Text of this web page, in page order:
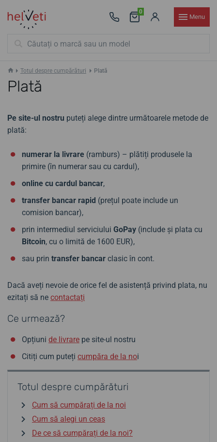
0
Menu
Totul despre cumpărături Plată
Plată
Pe site-ul nostru puteți alege dintre următoarele metode de
plată:
numerar la livrare (ramburs) – plătiți produsele la
primire (în numerar sau cu cardul),
online cu cardul bancar,
transfer bancar rapid (prețul poate include un
comision bancar),
prin intermediul serviciului GoPay (include și plata cu
Bitcoin, cu o limită de 1600 EUR),
sau prin transfer bancar clasic în cont.
Dacă aveți nevoie de orice fel de asistență privind plata, nu
ezitați să ne contactați
Ce urmează?
Opțiuni de livrare pe site-ul nostru
Citiți cum puteți cumpăra de la noi
Totul despre cumpărături
Cum să cumpărați de la noi
Cum să alegi un ceas
De ce să cumpărați de la noi?